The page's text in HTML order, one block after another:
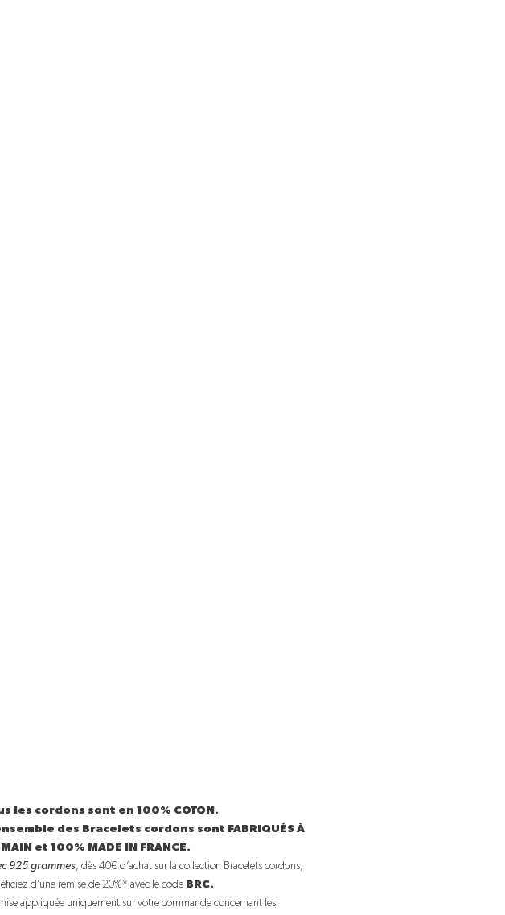
les cordons sont en 100% COTON.
des Bracelets cordons sont FABRIQUÉS À
MAIN et 100% MADE IN FRANCE.
925 grammes, dès 40€ d’achat sur la collection Bracelets cordons,
d’une remise de 20%* avec le code BRC.
appliquée uniquement sur votre commande concernant les